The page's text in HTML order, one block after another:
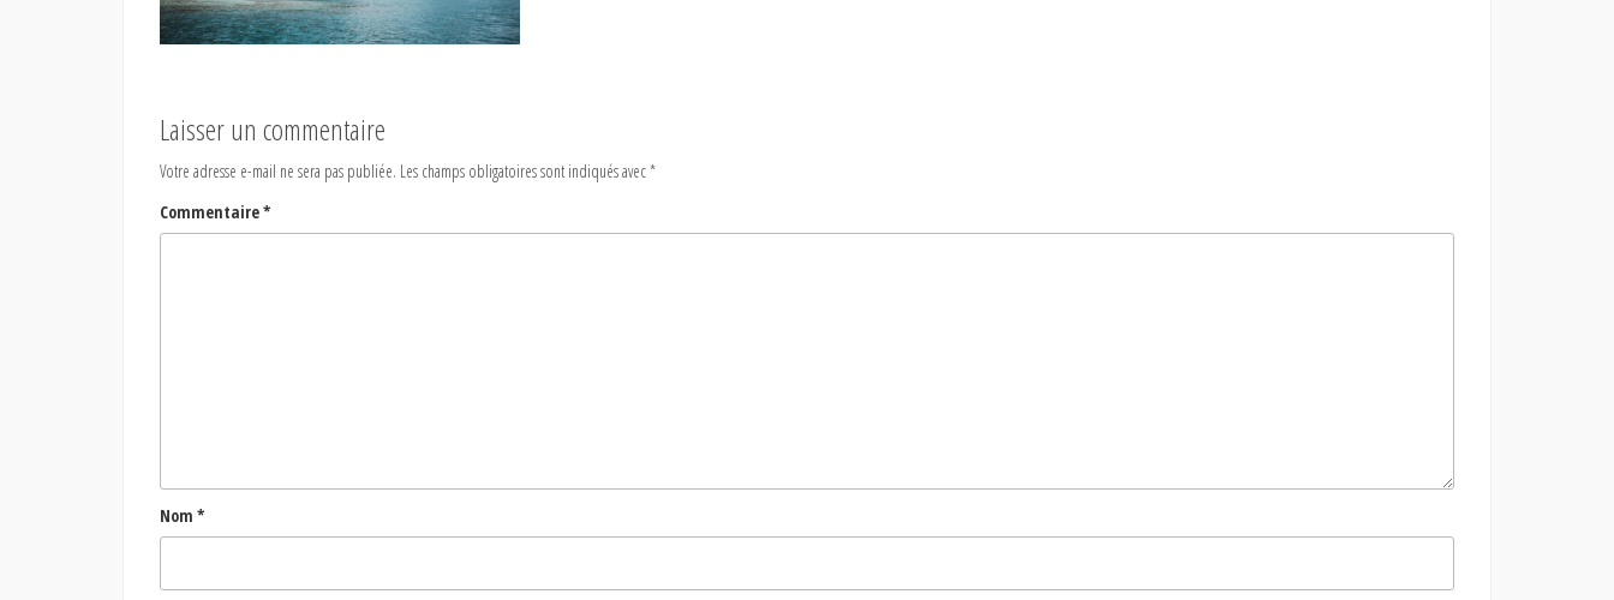
Laisser un commentaire
Votre adresse e-mail ne sera pas publiée. Les champs obligatoires sont indiqués avec*
Commentaire*
Nom *